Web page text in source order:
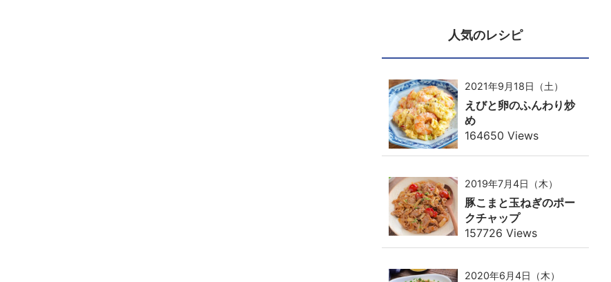
人気のレシピ
2021年9月18日（土）
えびと卵のふんわり炒
め
164650 Views
2019年7月4日（木）
豚こまと玉ねぎのポー
クチャップ
157726 Views
2020年6月4日（木）